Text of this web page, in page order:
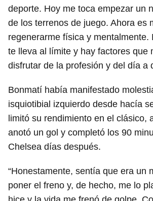
deporte. Hoy me toca empezar un
de los terrenos de juego. Ahora es
regenerarme física y mentalmente.
te lleva al límite y hay factores que
disfrutar de la profesión y del día a
Bonmatí había manifestado
isquiotibial izquierdo desde hacía
limitó su rendimiento en el clásico,
anotó un gol y completó los 90
Chelsea días después.
“Honestamente, sentía que era un
poner el freno y, de hecho, me lo